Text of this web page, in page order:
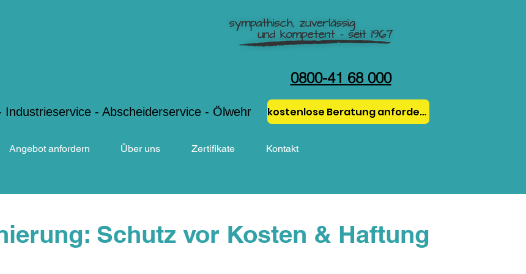
0800-41 68 000
- Abscheiderservice - Ölwehr kostenlose Beratung anfordern!
Angebot anfordern Über uns Zertifikate Kontakt
Schutz vor Kosten & Haftung